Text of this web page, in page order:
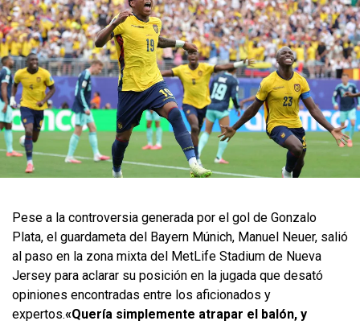
Pese a la controversia generada por el gol de Gonzalo
Plata, el guardameta del Bayern Múnich, Manuel Neuer, salió
al paso en la zona mixta del MetLife Stadium de Nueva
Jersey para aclarar su posición en la jugada que desató
opiniones encontradas entre los aficionados y
expertos.«Quería simplemente atrapar el balón, y